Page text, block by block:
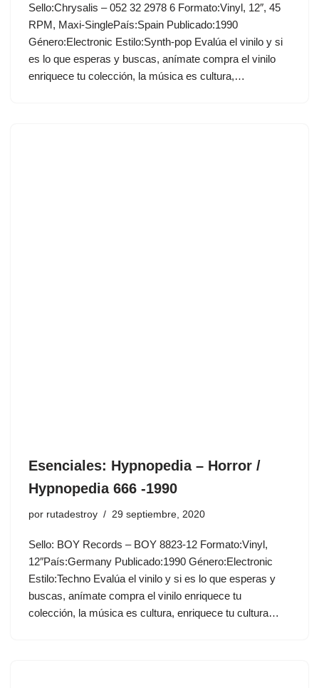
Sello:Chrysalis ‎– 052 32 2978 6 Formato:Vinyl, 12″, 45
RPM, Maxi-SinglePaís:Spain Publicado:1990
Género:Electronic Estilo:Synth-pop Evalúa el vinilo y si
es lo que esperas y buscas, anímate compra el vinilo
enriquece tu colección, la música es cultura,…
Esenciales: Hypnopedia ‎– Horror /
Hypnopedia 666 -1990
por rutadestroy 29 septiembre, 2020
Sello: BOY Records ‎– BOY 8823-12 Formato:Vinyl,
12″País:Germany Publicado:1990 Género:Electronic
Estilo:Techno Evalúa el vinilo y si es lo que esperas y
buscas, anímate compra el vinilo enriquece tu
colección, la música es cultura, enriquece tu cultura…